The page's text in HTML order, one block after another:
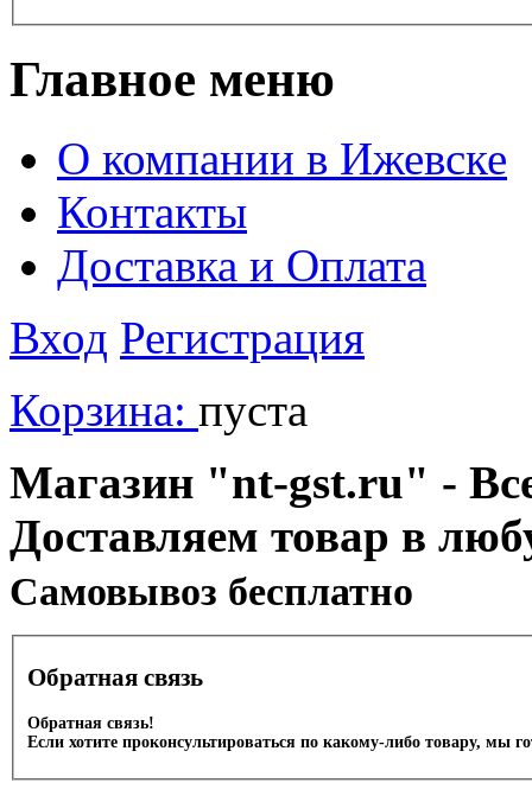
Главное меню
О компании в Ижевске
Контакты
Доставка и Оплата
Вход Регистрация
Корзина: пуста
Магазин "nt-gst.ru" -
Доставляем товар в
Cамовывоз бесплатно
Обратная связь
Обратная связь!
Если хотите проконсультироваться по какому-либо товару, мы